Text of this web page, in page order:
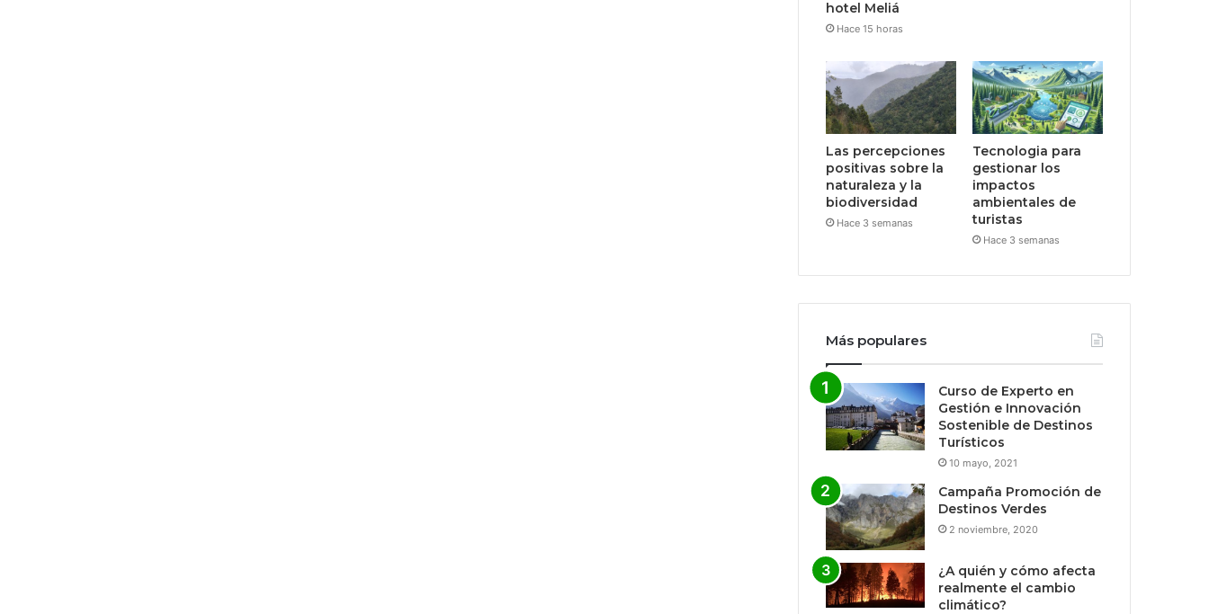
hotel Meliá
Hace 15 horas
Las percepciones
positivas sobre la
naturaleza y la
biodiversidad
Hace 3 semanas
Tecnologia para
gestionar los
impactos
ambientales de
turistas
Hace 3 semanas
Más populares
Curso de Experto en
Gestión e Innovación
Sostenible de Destinos
Turísticos
10 mayo, 2021
Campaña Promoción de
Destinos Verdes
2 noviembre, 2020
¿A quién y cómo afecta
realmente el cambio
climático?